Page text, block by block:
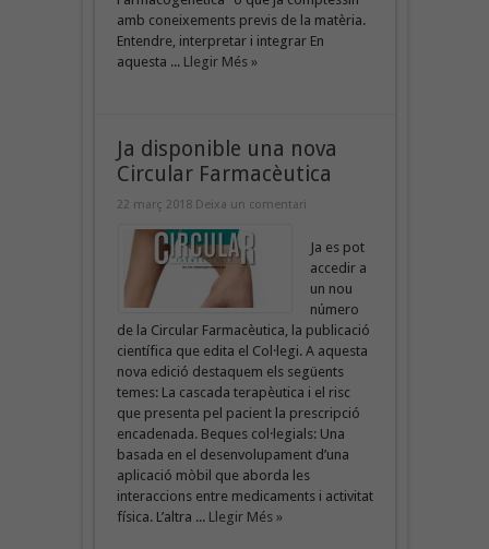
amb coneixements previs de la matèria.
Entendre, interpretar i integrar En
aquesta ... Llegir Més »
Ja disponible una nova
Circular Farmacèutica
22 març 2018 Deixa un comentari
Ja es pot
accedir a
un nou
número
de la Circular Farmacèutica, la publicació
científica que edita el Col·legi. A aquesta
nova edició destaquem els següents
temes: La cascada terapèutica i el risc
que presenta pel pacient la prescripció
encadenada. Beques col·legials: Una
basada en el desenvolupament d’una
aplicació mòbil que aborda les
interaccions entre medicaments i activitat
física. L’altra ... Llegir Més »